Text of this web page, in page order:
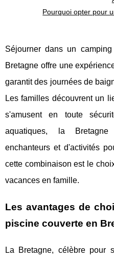
Pourquoi opter pour
Séjourner dans un
Bretagne offre une
garantit des journées de
Les familles découvrent un
s'amusent en toute
aquatiques, la
enchanteurs et d'activités
cette combinaison est le
vacances en famille.
Les avantages de
piscine couverte en
La Bretagne, célèbre pour